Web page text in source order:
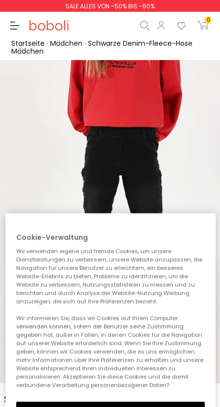
SALE ALLES VON -50% BIS -60%
0
Gesamtbetrag
Start der Bestellung
Startseite Mädchen Schwarze Denim-Fleece-Hose
Mädchen
1 2 3 4 5
Schwarze Denim-Fleece-Hose Mädchen
Cookie-Verwaltung
Wir verwenden eigene und fremde Cookies, um unsere
Dienstleistungen zu verbessern, unsere Website anzupassen, die
Navigation für unsere Benutzer zu erleichtern, ein besseres
Website-Erlebnis zu bieten, Probleme zu identifizieren, um die
Website zu verbessern, Nutzungsstatistiken zu messen und zu
berichten und durch Analyse der Website-Nutzung Werbung
anzuzeigen, die sich auf Ihre Präferenzen bezieht.
Wir informieren Sie, dass wir Cookies auf Ihrem Computer
verwenden können, sofern der Benutzer seine Zustimmung
gegeben hat, außer in Fällen, in denen Cookies für die Navigation
auf unserer Website erforderlich sind. Wenn Sie Ihre Zustimmung
geben, können wir Cookies verwenden, die es uns ermöglichen,
mehr Informationen über Ihre Präferenzen zu erhalten und unsere
Website entsprechend Ihren individuellen Interessen zu
personalisieren. Akzeptieren Sie diese Cookies und die damit
verbundene Verarbeitung personenbezogener Daten?